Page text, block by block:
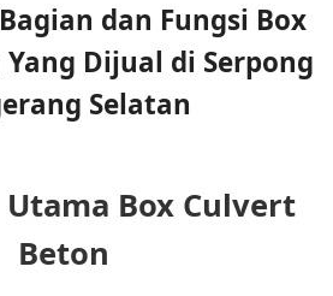
dan Fungsi Box
Dijual di Serpong
Selatan
Box Culvert
Beton